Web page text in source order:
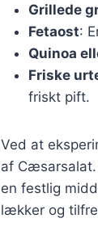
Grillede
Fetaost:
Quinoa
Friske
friskt pift.
Ved at
af
en festlig
lækker og